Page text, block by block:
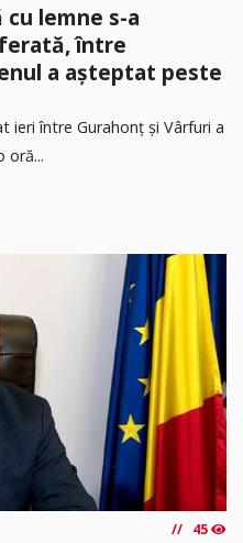
lemne s-a
între
a așteptat peste
ieri între Gurahonț și Vârfuri a
oră...
45